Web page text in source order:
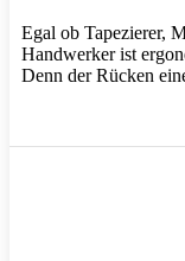
Egal ob Tapezierer,
Handwerker ist
Denn der Rücken